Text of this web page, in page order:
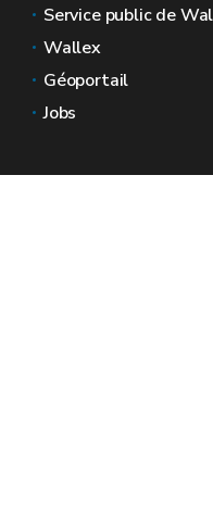
Service public de
Wallex
Géoportail
Jobs